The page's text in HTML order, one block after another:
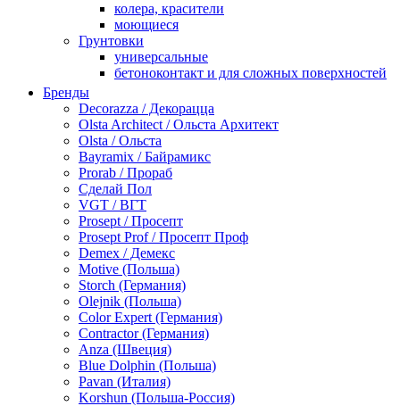
колера, красители
моющиеся
Грунтовки
универсальные
бетоноконтакт и для сложных поверхностей
по металлу
антикорозийные
под декоративные штукатурки
для гипсокартона
под штукатурку
Герметик
акриловые
силиконовые универсальные, нейтральные
силиконовые санитарные (антигрибковые)
шовные для срубов
для кровли
для каминов
полиуретановые
Декоративные штукатурки и краски
краски для декора, патина
мокрый шелк
венецианские (эффект мрамора)
песок (эффект песчаных вихрей)
декоративная шпаклевка
Бренды
Decorazza / Декорацца
Olsta Architect / Ольста Архитект
Olsta / Ольста
Bayramix / Байрамикс
Prorab / Прораб
Сделай Пол
VGT / ВГТ
Prosept / Просепт
Prosept Prof / Просепт Проф
Demex / Демекс
Motive (Польша)
Storch (Германия)
Olejnik (Польша)
Color Expert (Германия)
Contractor (Германия)
Anza (Швеция)
Blue Dolphin (Польша)
Pavan (Италия)
Korshun (Польша-Россия)